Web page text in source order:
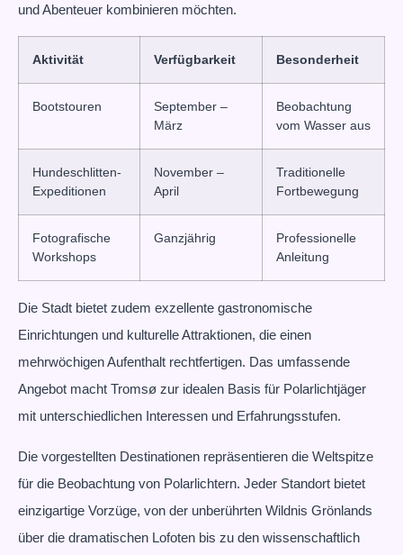
und Abenteuer kombinieren möchten.
Aktivität Verfügbarkeit Besonderheit
Bootstouren
September –
März
Beobachtung
vom Wasser aus
Hundeschlitten-
Expeditionen
November –
April
Traditionelle
Fortbewegung
Fotografische
Workshops
Ganzjährig
Professionelle
Anleitung
Die Stadt bietet zudem exzellente gastronomische
Einrichtungen und kulturelle Attraktionen, die einen
mehrwöchigen Aufenthalt rechtfertigen. Das umfassende
Angebot macht Tromsø zur idealen Basis für Polarlichtjäger
mit unterschiedlichen Interessen und Erfahrungsstufen.
Die vorgestellten Destinationen repräsentieren die Weltspitze
für die Beobachtung von Polarlichtern. Jeder Standort bietet
einzigartige Vorzüge, von der unberührten Wildnis Grönlands
über die dramatischen Lofoten bis zu den wissenschaftlich